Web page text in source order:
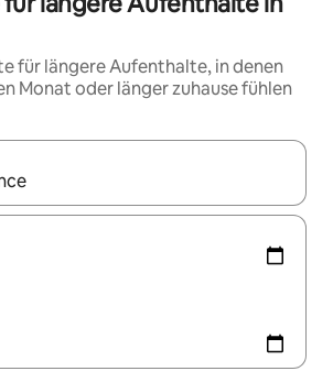
für längere Aufenthalte, in denen
Monat oder länger zuhause fühlen
verfügbar sind, navigiere mit den